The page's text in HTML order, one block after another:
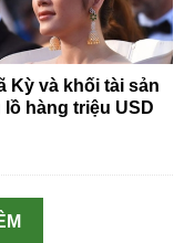
Kỳ và khối tài sản
lồ hàng triệu USD